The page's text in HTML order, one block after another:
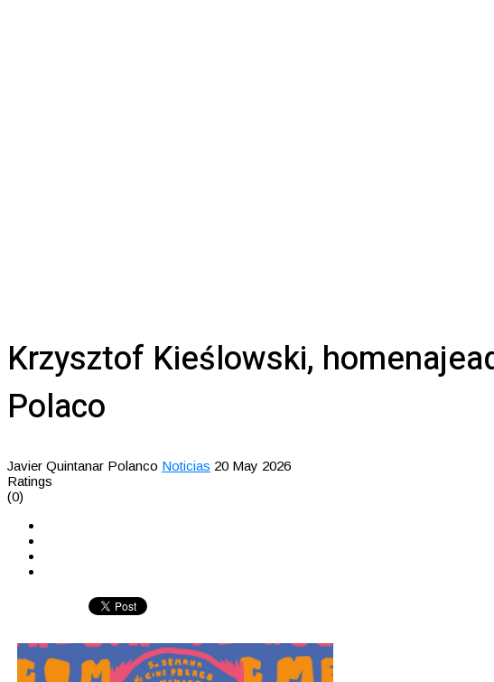
Krzysztof Kieślowski,
Polaco
Javier Quintanar Polanco Noticias 20 May 2026
Ratings
(0)